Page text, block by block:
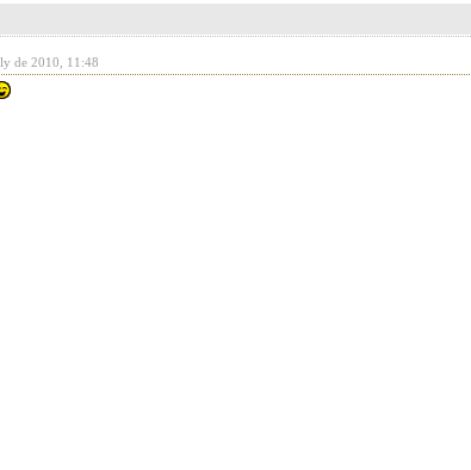
de 2010, 11:48